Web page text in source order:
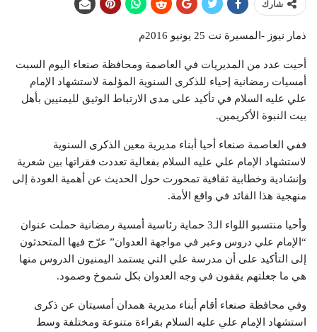
شارك
ذمار نيوز -المسيرة نت 25 يونيو 2016م
أحيت عدد من المديريات في العاصمة ومحافظة صنعاء اليوم السبت
أمسيات رمضانية إحياء للذكرى السنوية المؤلمة لاستشهاد الإمام
علي عليه السلام في تأكيد على مدى الارتباط الوثيق لليمنيين بأهل
بيت النبوة الأكريمين.
ففي العاصمة صنعاء أحيا أبناء مديرية معين الذكرى السنوية
لاستشهاد الإمام علي عليه السلام بفعالية تعددت فقراتها بين شعرية
وإنشادية وخطابية ثقافية تمحورت حول الحديث عن أهمية العودة إلى
منهجية هذا القائد في واقع الأمة.
وأحيا منتسبو اللواء الـ3 حماية رئاسية أمسية رمضانية حملت عنوان
“الإمام علي دروس وعبر في مواجهة العدوان” عرّج فيها المتحدثون
إلى التأكيد على أن مدرسة علي التي يستمد اليمنيون الدروس منها
هي ما جعلتهم يقفون في وجه العدوان بكل شموخ وصمود.
وفي محافظة صنعاء أقام أبناء مديرية همدان أمسيتان عن ذكرى
استشهاد الإمام علي عليه السلام بقراءة متنوعة ومختلفة وسط